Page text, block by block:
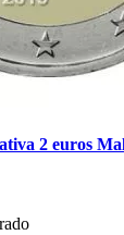
2 euros